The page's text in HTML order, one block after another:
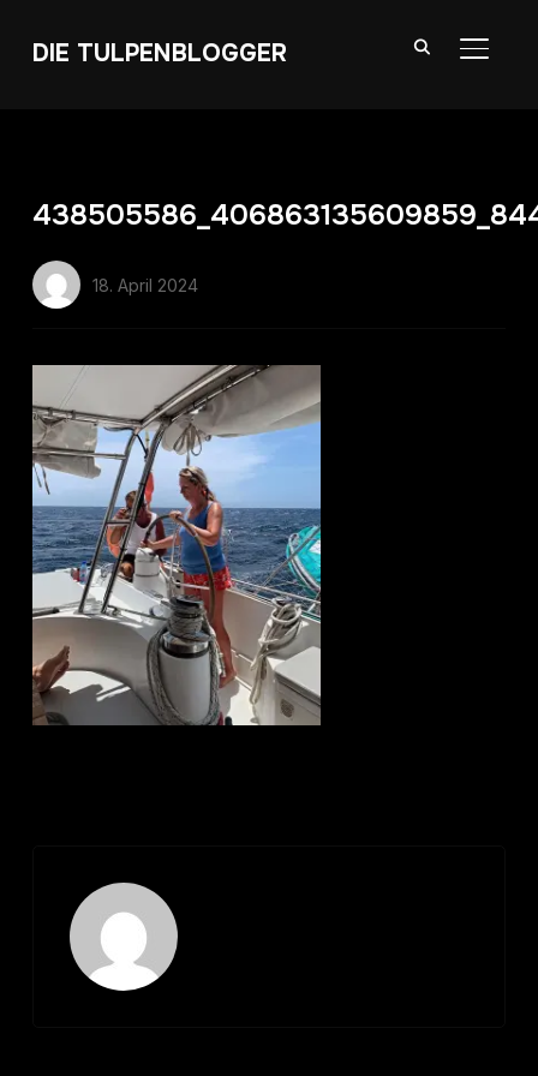
DIE TULPENBLOGGER
18. April 2024